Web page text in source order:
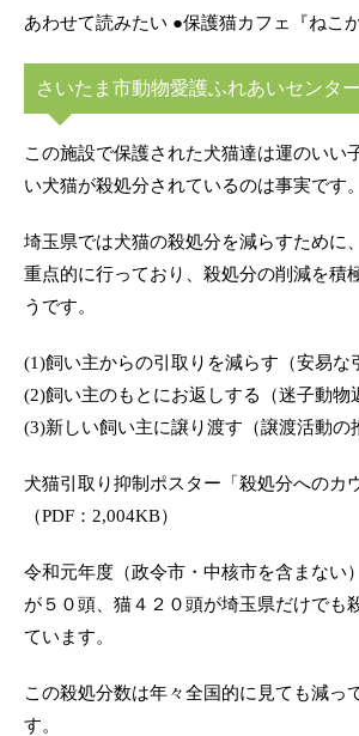
あわせて読みたい ●保護猫カフェ『ねこ
さいたま市動物愛護ふれあいセンタ
この施設で保護された犬猫達は運のいい
い犬猫が殺処分されているのは事実です。
埼玉県では犬猫の殺処分を減らすために
重点的に行っており、殺処分の削減を積
うです。
(1)飼い主からの引取りを減らす（安易な
(2)飼い主のもとにお返しする（迷子動物
(3)新しい飼い主に譲り渡す（譲渡活動の
犬猫引取り抑制ポスター「殺処分へのカ
（PDF：2,004KB）
令和元年度（政令市・中核市を含まない
が５０頭、猫４２０頭が埼玉県だけでも
ています。
この殺処分数は年々全国的に見ても減っ
す。